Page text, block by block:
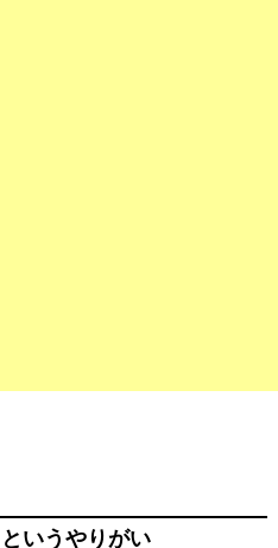
というやりがい